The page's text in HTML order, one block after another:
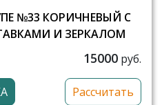
№33 КОРИЧНЕВЫЙ С
И ЗЕРКАЛОМ
15000 руб.
Рассчитать